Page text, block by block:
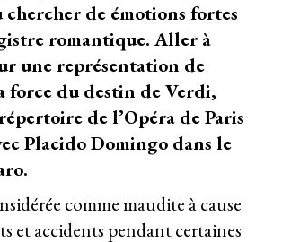
de émotions fortes
romantique. Aller à
une représentation de
force du destin de Verdi,
de l’Opéra de Paris
Placido Domingo dans le
comme maudite à cause
et accidents pendant certaines